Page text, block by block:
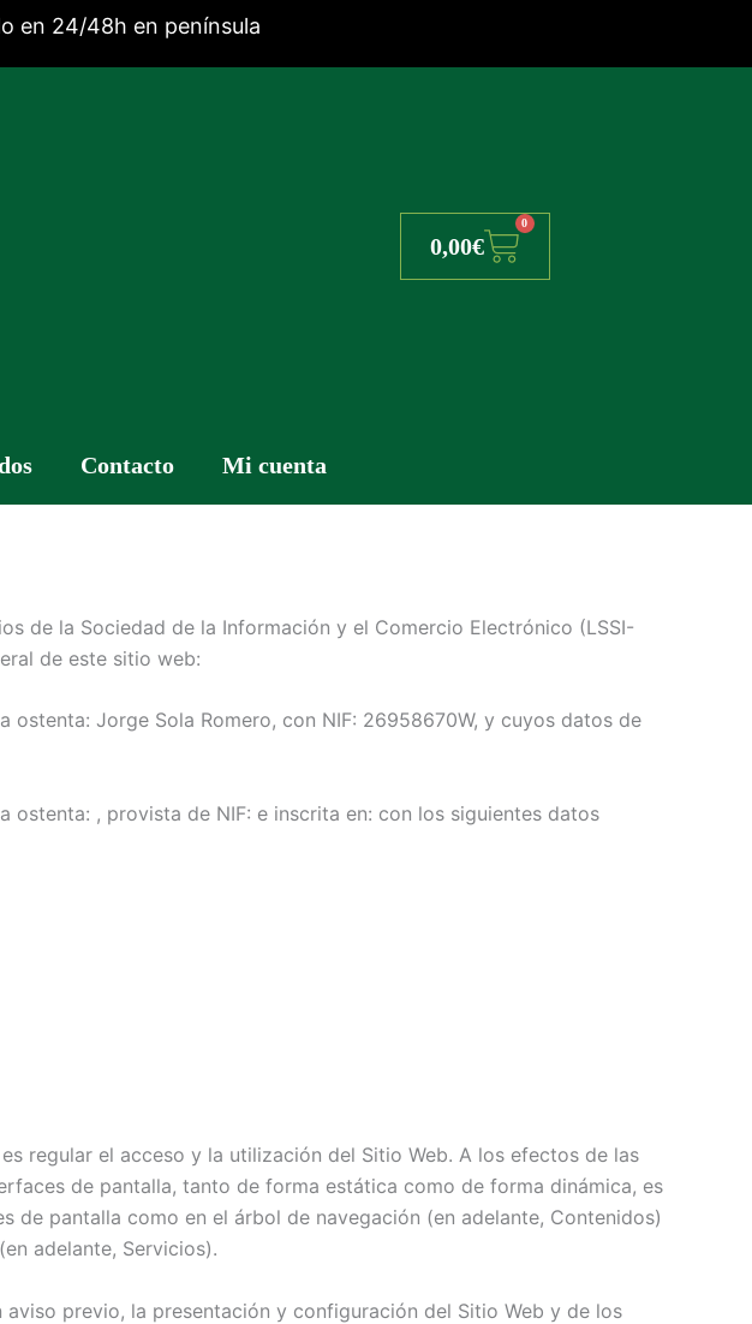
en 24/48h en península
0,00€
0
Cart
Contacto Mi cuenta
de la Sociedad de la Información y el Comercio Electrónico (LSSI-
de este sitio web:
Jorge Sola Romero, con NIF: 26958670W, y cuyos datos de
, provista de NIF: e inscrita en: con los siguientes datos
regular el acceso y la utilización del Sitio Web. A los efectos de las
de pantalla, tanto de forma estática como de forma dinámica, es
pantalla como en el árbol de navegación (en adelante, Contenidos)
adelante, Servicios).
previo, la presentación y configuración del Sitio Web y de los